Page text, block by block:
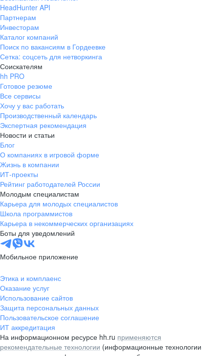
HeadHunter API
Партнерам
Инвесторам
Каталог компаний
Поиск по вакансиям в Гордеевке
Сетка: соцсеть для нетворкинга
Соискателям
hh PRO
Готовое резюме
Все сервисы
Хочу у вас работать
Производственный календарь
Экспертная рекомендация
Новости и статьи
Блог
О компаниях в игровой форме
Жизнь в компании
ИТ-проекты
Рейтинг работодателей России
Молодым специалистам
Карьера для молодых специалистов
Школа программистов
Карьера в некоммерческих организациях
Боты для уведомлений
Мобильное приложение
Этика и комплаенс
Оказание услуг
Использование сайтов
Защита персональных данных
Пользовательское соглашение
ИТ аккредитация
На информационном ресурсе hh.ru применяются
рекомендательные технологии (информационные технологии